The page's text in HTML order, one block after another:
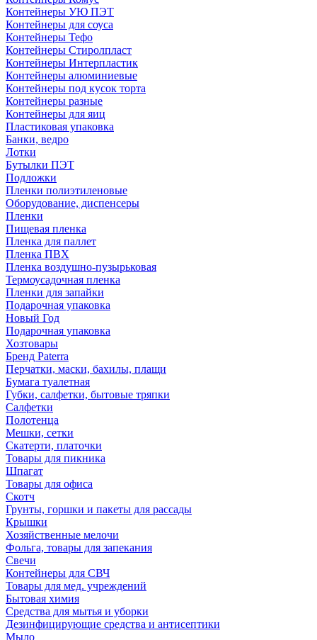
Контейнеры УЮ ПЭТ
Контейнеры для соуса
Контейнеры Тефо
Контейнеры Стиролпласт
Контейнеры Интерпластик
Контейнеры алюминиевые
Контейнеры под кусок торта
Контейнеры разные
Контейнеры для яиц
Пластиковая упаковка
Банки, ведро
Лотки
Бутылки ПЭТ
Подложки
Пленки полиэтиленовые
Оборудование, диспенсеры
Пленки
Пищевая пленка
Пленка для паллет
Пленка ПВХ
Пленка воздушно-пузырьковая
Термоусадочная пленка
Пленки для запайки
Подарочная упаковка
Новый Год
Подарочная упаковка
Хозтовары
Бренд Paterra
Перчатки, маски, бахилы, плащи
Бумага туалетная
Губки, салфетки, бытовые тряпки
Салфетки
Полотенца
Мешки, сетки
Скатерти, платочки
Товары для пикника
Шпагат
Товары для офиса
Скотч
Грунты, горшки и пакеты для рассады
Крышки
Хозяйственные мелочи
Фольга, товары для запекания
Свечи
Контейнеры для СВЧ
Товары для мед. учреждений
Бытовая химия
Средства для мытья и уборки
Дезинфицирующие средства и антисептики
Мыло